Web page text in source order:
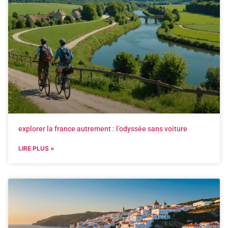
explorer la france autrement : l’odyssée sans voiture
LIRE PLUS »